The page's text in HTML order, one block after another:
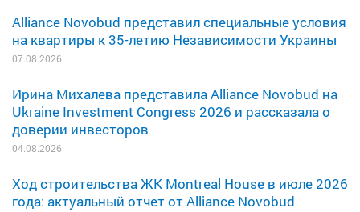
Alliance Novobud представил специальные условия
на квартиры к 35-летию Независимости Украины
07.08.2026
Ирина Михалева представила Alliance Novobud на
Ukraine Investment Congress 2026 и рассказала о
доверии инвесторов
04.08.2026
Ход строительства ЖК Montreal House в июле 2026
года: актуальный отчет от Alliance Novobud